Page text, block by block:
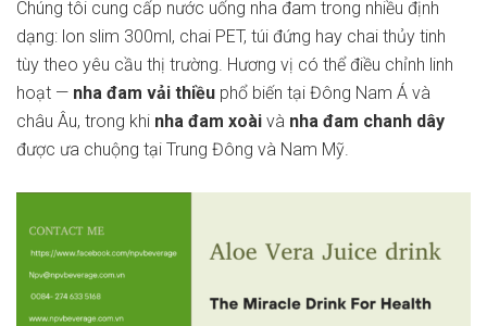
Chúng tôi cung cấp nước uống nha đam trong nhiều định
dạng: lon slim 300ml, chai PET, túi đứng hay chai thủy tinh
tùy theo yêu cầu thị trường. Hương vị có thể điều chỉnh linh
hoạt — nha đam vải thiều phổ biến tại Đông Nam Á và
châu Âu, trong khi nha đam xoài và nha đam chanh dây
được ưa chuộng tại Trung Đông và Nam Mỹ.